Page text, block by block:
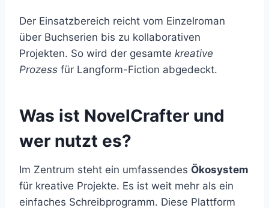
Der Einsatzbereich reicht vom Einzelroman
über Buchserien bis zu kollaborativen
Projekten. So wird der gesamte kreative
Prozess für Langform-Fiction abgedeckt.
Was ist NovelCrafter und
wer nutzt es?
Im Zentrum steht ein umfassendes Ökosystem
für kreative Projekte. Es ist weit mehr als ein
einfaches Schreibprogramm. Diese Plattform